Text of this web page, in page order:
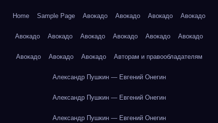
Home Sample Page Авокадо Авокадо Авокадо Авокадо
Авокадо Авокадо Авокадо Авокадо Авокадо Авокадо
Авокадо Авокадо Авокадо Авторам и правообладателям
Александр Пушкин — Евгений Онегин
Александр Пушкин — Евгений Онегин
Александр Пушкин — Евгений Онегин